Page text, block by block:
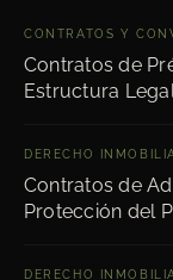
CONTRATOS Y
Contratos de
Estructura
DERECHO
Contratos de
Protección del
DERECHO